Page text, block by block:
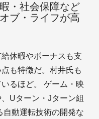
・社会保障など
ブ・ライフが高
休暇やボーナスも支
も特徴だ。村井氏も
るほど。 ゲーム・映
Uターン・Jターン組
自動運転技術の開発な